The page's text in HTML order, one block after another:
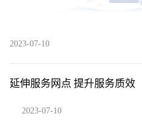
2023-07-10
延伸服务网点 提升服务质效
2023-07-10